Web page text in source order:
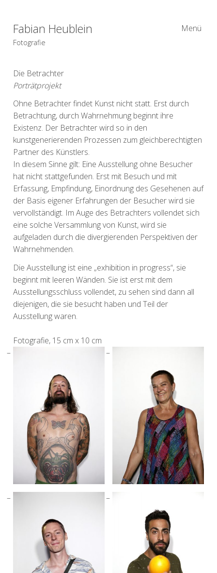
Fabian Heublein
Fotografie
Menü
Die Betrachter
Porträtprojekt
Ohne Betrachter findet Kunst nicht statt. Erst durch
Betrachtung, durch Wahrnehmung beginnt ihre
Existenz. Der Betrachter wird so in den
kunstgenerierenden Prozessen zum gleichberechtigten
Partner des Künstlers.
In diesem Sinne gilt: Eine Ausstellung ohne Besucher
hat nicht stattgefunden. Erst mit Besuch und mit
Erfassung, Empfindung, Einordnung des Gesehenen auf
der Basis eigener Erfahrungen der Besucher wird sie
vervollständigt. Im Auge des Betrachters vollendet sich
eine solche Versammlung von Kunst, wird sie
aufgeladen durch die divergierenden Perspektiven der
Wahrnehmenden.
Die Ausstellung ist eine „exhibition in progress“, sie
beginnt mit leeren Wänden. Sie ist erst mit dem
Ausstellungsschluss vollendet, zu sehen sind dann all
diejenigen, die sie besucht haben und Teil der
Ausstellung waren.
Fotografie, 15 cm x 10 cm